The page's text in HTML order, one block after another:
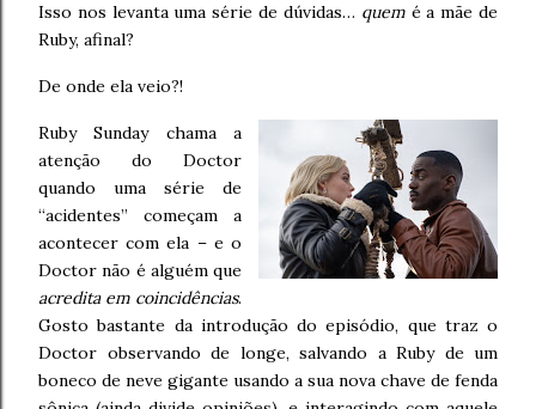
Isso nos levanta uma série de dúvidas… quemé a mãe de
Ruby, afinal?
De onde ela veio?!
Ruby Sunday chama a
atenção do Doctor
quando uma série de
“acidentes” começam a
acontecer com ela – e o
Doctor não é alguém que
acredita em coincidências.
Gosto bastante da introdução do episódio, que traz o
Doctor observando de longe, salvando a Ruby de um
boneco de neve gigante usando a sua nova chave de fenda